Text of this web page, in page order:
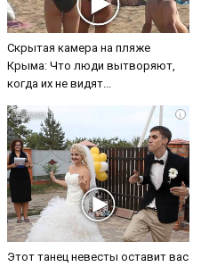
Скрытая камера на пляже
Крыма: Что люди вытворяют,
когда их не видят...
i
Этот танец невесты оставит вас